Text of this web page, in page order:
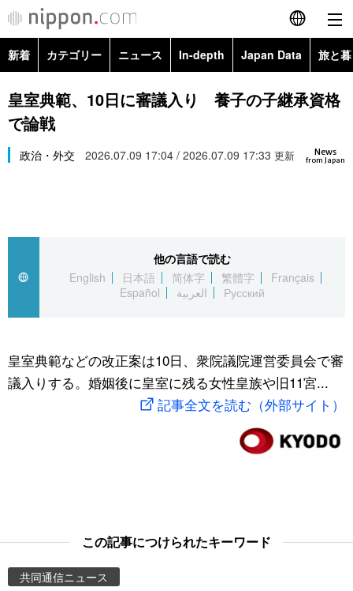
English
简体字
Русский
カテゴリー
経済・ビジネス
国際
文化
トップ
アーカイブ
In-depth
Japan Data
動画/Live
新着 カテゴリー ニュース In-depth Japan Data 旅と
政治・外交
経済・ビジネス
スポーツ・東京2020
Topics
皇室典範、10日に審議入り 養子の子継承資格
で論戦
News
from Japan
政治・外交 2026.07.09 17:04 / 2026.07.09 17:33 更新
他の言語で読む
English
日本語 简体字 繁體字
Français
Español
العربية Русский
皇室典範などの改正案は10日、衆院議院運営委員会で審
議入りする。婚姻後に皇室に残る女性皇族や旧11宮...
記事全文を読む（外部サイト）
この記事につけられたキーワード
共同通信ニュース